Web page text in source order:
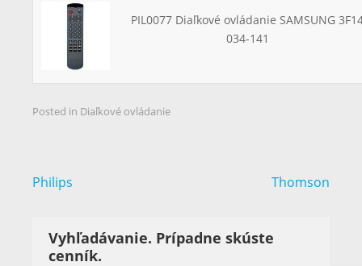
PIL0077 Diaľkové ovládanie SAMSUNG
034-141
Posted in Diaľkové ovládanie
Navigácia
článku
Philips Thomson
Vyhľadávanie. Prípadne skúste
cenník.